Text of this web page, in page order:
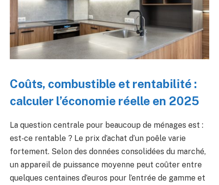
Coûts, combustible et rentabilité :
calculer l’économie réelle en 2025
La question centrale pour beaucoup de ménages est :
est‑ce rentable ? Le prix d’achat d’un poêle varie
fortement. Selon des données consolidées du marché,
un appareil de puissance moyenne peut coûter entre
quelques centaines d’euros pour l’entrée de gamme et